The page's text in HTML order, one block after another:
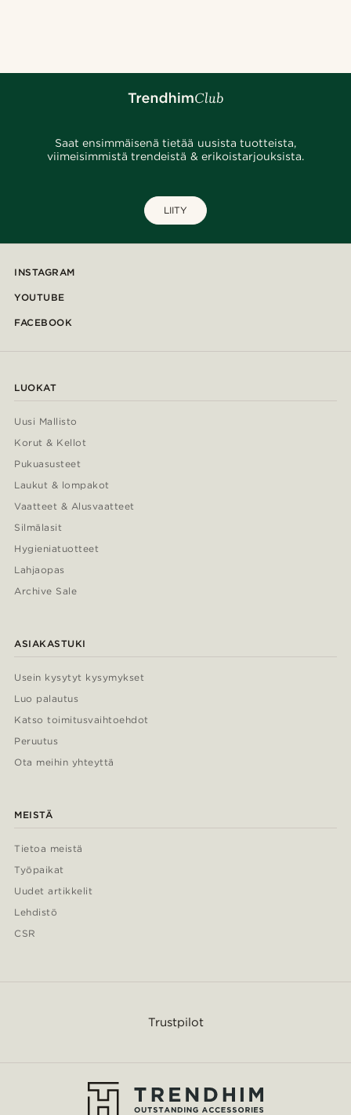
Saat ensimmäisenä tietää uusista tuotteista,
viimeisimmistä trendeistä & erikoistarjouksista.
LIITY
INSTAGRAM
YOUTUBE
FACEBOOK
LUOKAT
Uusi Mallisto
Korut & Kellot
Pukuasusteet
Laukut & lompakot
Vaatteet & Alusvaatteet
Silmälasit
Hygieniatuotteet
Lahjaopas
Archive Sale
ASIAKASTUKI
Usein kysytyt kysymykset
Luo palautus
Katso toimitusvaihtoehdot
Peruutus
Ota meihin yhteyttä
MEISTÄ
Tietoa meistä
Työpaikat
Uudet artikkelit
Lehdistö
CSR
Trustpilot